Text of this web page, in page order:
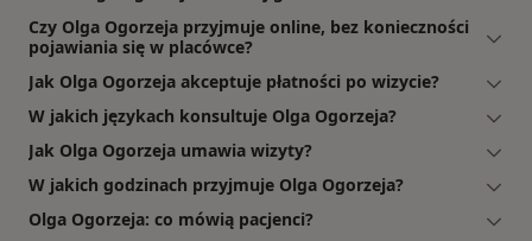
Czy Olga Ogorzeja przyjmuje online, bez konieczności
pojawiania się w placówce?
Jak Olga Ogorzeja akceptuje płatności po wizycie?
W jakich językach konsultuje Olga Ogorzeja?
Jak Olga Ogorzeja umawia wizyty?
W jakich godzinach przyjmuje Olga Ogorzeja?
Olga Ogorzeja: co mówią pacjenci?